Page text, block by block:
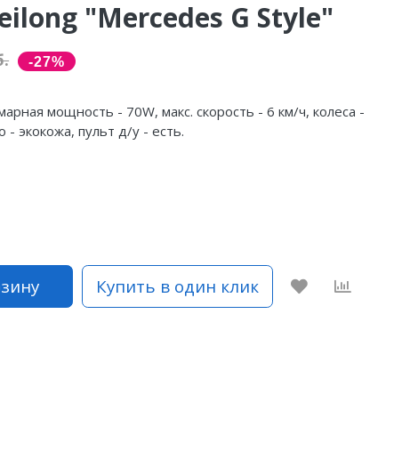
"Mercedes G Style"
мощность - 70W, макс. скорость - 6 км/ч, колеса -
- экокожа, пульт д/у - есть.
Купить в один клик